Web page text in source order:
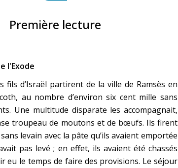
Première lecture
l'Exode
fils d’Israël partirent de la ville de Ramsès en
au nombre d’environ six cent mille sans
Une multitude disparate les accompagnait,
troupeau de moutons et de bœufs. Ils firent
levain avec la pâte qu’ils avaient emportée
pas levé ; en effet, ils avaient été chassés
eu le temps de faire des provisions. Le séjour